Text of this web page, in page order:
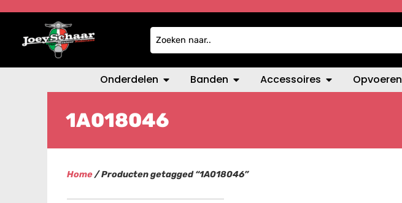
Onderdelen Banden Accessoires Opvoeren
1A018046
Home/ Producten getagged “1A018046”